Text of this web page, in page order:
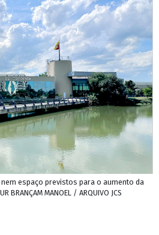
espaço previstos para o aumento da
BRANÇAM MANOEL / ARQUIVO JCS